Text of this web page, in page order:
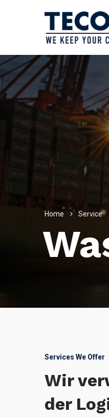
Home Service
Services We Offer
Wir
der